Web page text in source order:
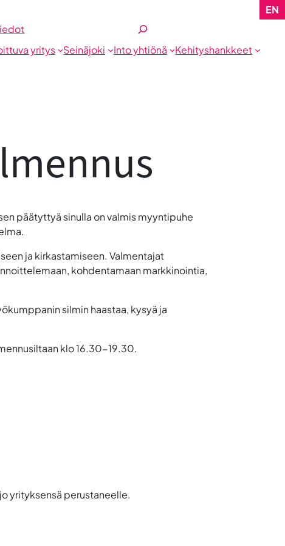
Etsi
yritys Seinäjoki Into yhtiönä Kehityshankkeet
EN
päätyttyä sinulla onvalmis myyntipuhe
ja kirkastamiseen. Valmentajat
kohdentamaan markkinointia,
silmin haastaa, kysyä ja
klo 16.30-19.30.
yrityksensä perustaneelle.